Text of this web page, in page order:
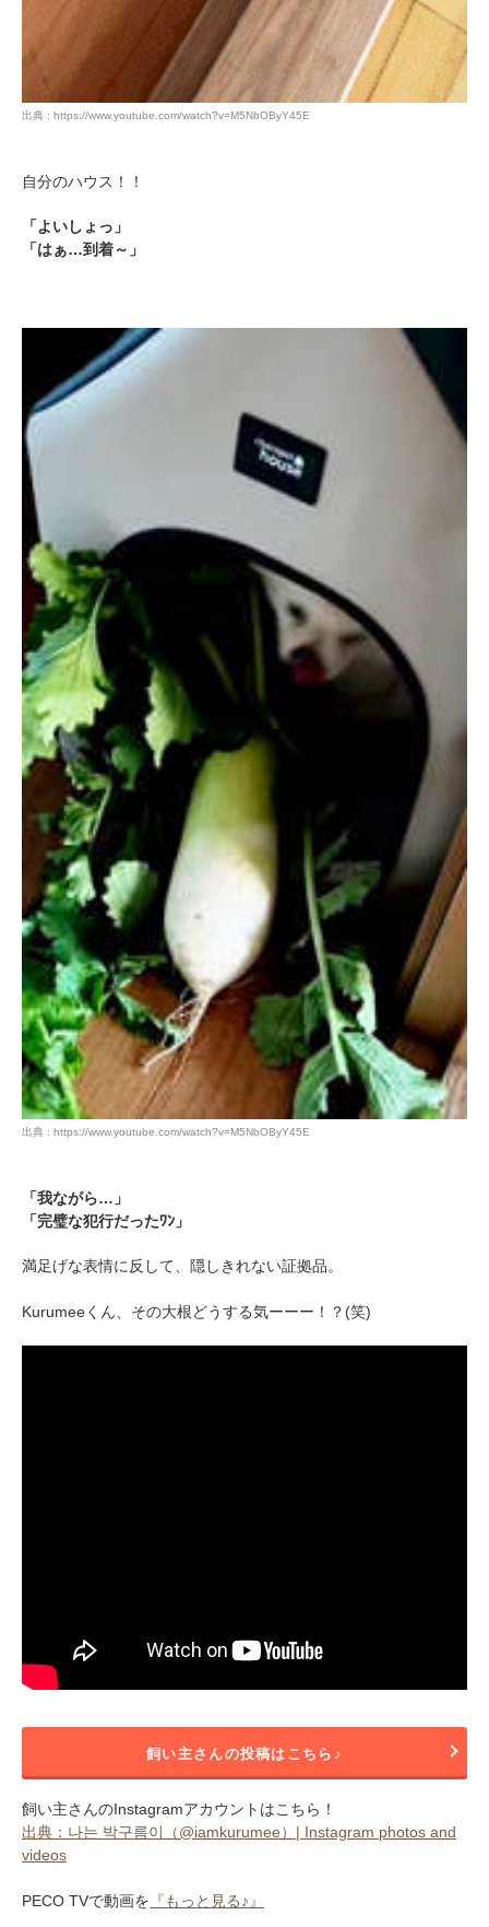
出典 : https://www.youtube.com/watch?v=M5NbOByY45E
自分のハウス！！
「よいしょっ」
「はぁ…到着～」
出典 : https://www.youtube.com/watch?v=M5NbOByY45E
「我ながら…」
「完璧な犯行だったﾜﾝ」
満足げな表情に反して、隠しきれない証拠品。
Kurumeeくん、その大根どうする気ーーー！？(笑)
飼い主さんの投稿はこちら♪
飼い主さんのInstagramアカウントはこちら！
出典：나는 박구름이（@iamkurumee）| Instagram photos and
videos
PECO TVで動画を 『もっと見る♪』